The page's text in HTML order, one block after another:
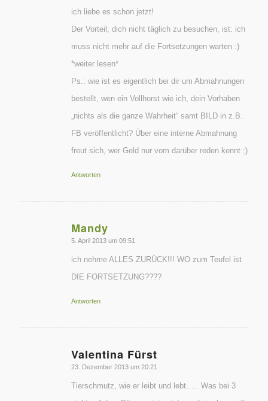
ich liebe es schon jetzt!
Der Vorteil, dich nicht täglich zu besuchen, ist: ich
muss nicht mehr auf die Fortsetzungen warten :)
*weiter lesen*
Ps.: wie ist es eigentlich bei dir um Abmahnungen
bestellt, wen ein Vollhorst wie ich, dein Vorhaben
„nichts als die ganze Wahrheit“ samt BILD in z.B.
FB veröffentlicht? Über eine interne Abmahnung
freut sich, wer Geld nur vom darüber reden kennt ;)
Antworten
Mandy
sagte:
5. April 2013 um 09:51
ich nehme ALLES ZURÜCK!!! WO zum Teufel ist
DIE FORTSETZUNG????
Antworten
Valentina Fürst
sagte:
23. Dezember 2013 um 20:21
Tierschmutz, wie er leibt und lebt….. Was bei 3